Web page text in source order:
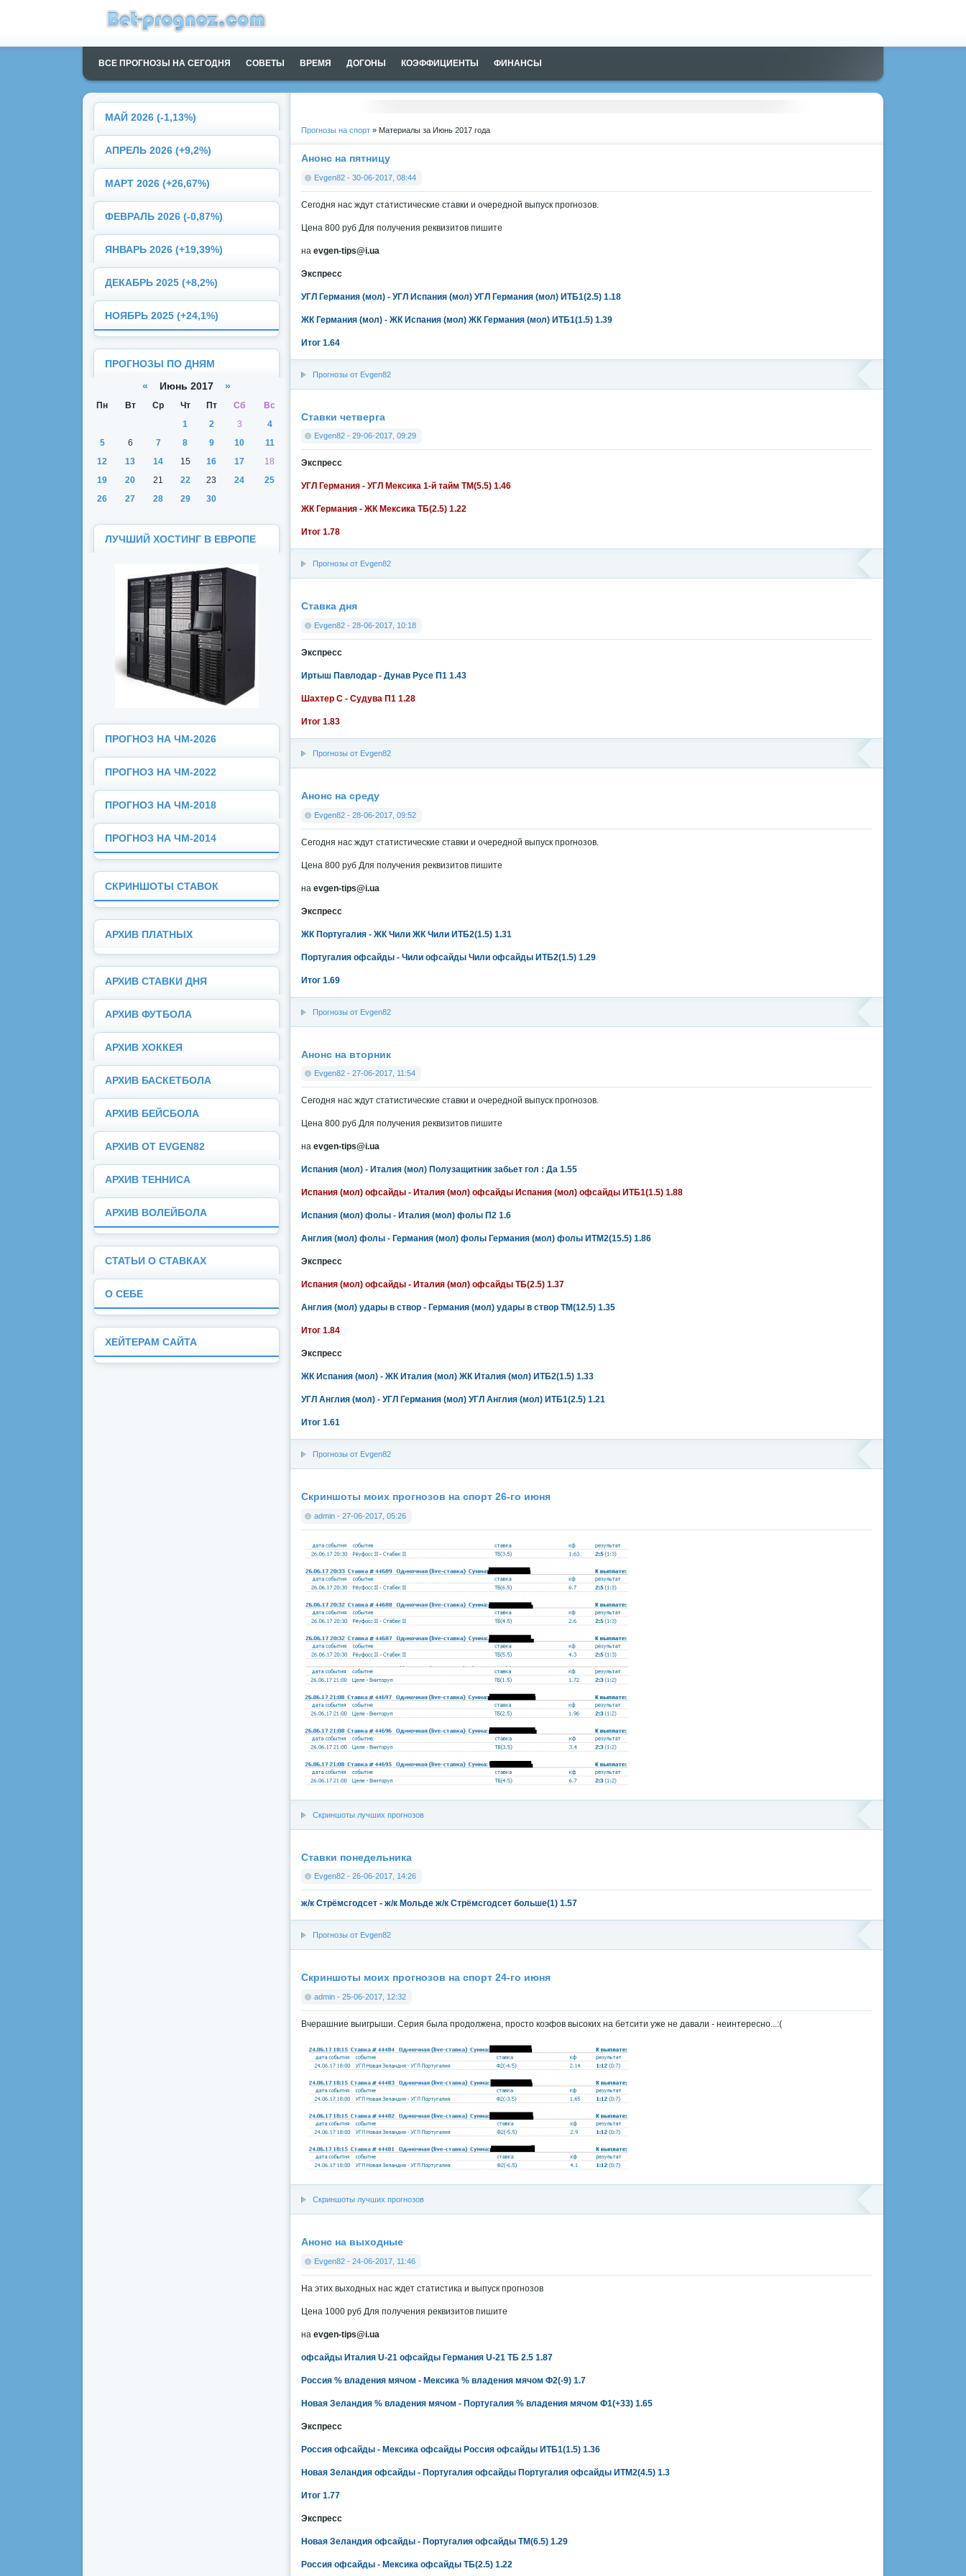
ВСЕ ПРОГНОЗЫ НА СЕГОДНЯ СОВЕТЫ ВРЕМЯ ДОГОНЫ КОЭФФИЦИЕНТЫ ФИНАНСЫ
Прогнозы на спорт » Материалы за Июнь 2017 года
Анонс на пятницу
Evgen82 - 30-06-2017, 08:44
Сегодня нас ждут статистические ставки и очередной выпуск прогнозов.
Цена 800 руб Для получения реквизитов пишите
на evgen-tips@i.ua
Экспресс
УГЛ Германия (мол) - УГЛ Испания (мол) УГЛ Германия (мол) ИТБ1(2.5) 1.18
ЖК Германия (мол) - ЖК Испания (мол) ЖК Германия (мол) ИТБ1(1.5) 1.39
Итог 1.64
Прогнозы от Evgen82
Ставки четверга
Evgen82 - 29-06-2017, 09:29
Экспресс
УГЛ Германия - УГЛ Мексика 1-й тайм ТМ(5.5) 1.46
ЖК Германия - ЖК Мексика ТБ(2.5) 1.22
Итог 1.78
Прогнозы от Evgen82
Ставка дня
Evgen82 - 28-06-2017, 10:18
Экспресс
Иртыш Павлодар - Дунав Русе П1 1.43
Шахтер С - Судува П1 1.28
Итог 1.83
Прогнозы от Evgen82
Анонс на среду
Evgen82 - 28-06-2017, 09:52
Сегодня нас ждут статистические ставки и очередной выпуск прогнозов.
Цена 800 руб Для получения реквизитов пишите
на evgen-tips@i.ua
Экспресс
ЖК Португалия - ЖК Чили ЖК Чили ИТБ2(1.5) 1.31
Португалия офсайды - Чили офсайды Чили офсайды ИТБ2(1.5) 1.29
Итог 1.69
Прогнозы от Evgen82
Анонс на вторник
Evgen82 - 27-06-2017, 11:54
Сегодня нас ждут статистические ставки и очередной выпуск прогнозов.
Цена 800 руб Для получения реквизитов пишите
на evgen-tips@i.ua
Испания (мол) - Италия (мол) Полузащитник забьет гол : Да 1.55
Испания (мол) офсайды - Италия (мол) офсайды Испания (мол) офсайды ИТБ1(1.5) 1.88
Испания (мол) фолы - Италия (мол) фолы П2 1.6
Англия (мол) фолы - Германия (мол) фолы Германия (мол) фолы ИТМ2(15.5) 1.86
Экспресс
Испания (мол) офсайды - Италия (мол) офсайды ТБ(2.5) 1.37
Англия (мол) удары в створ - Германия (мол) удары в створ ТМ(12.5) 1.35
Итог 1.84
Экспресс
ЖК Испания (мол) - ЖК Италия (мол) ЖК Италия (мол) ИТБ2(1.5) 1.33
УГЛ Англия (мол) - УГЛ Германия (мол) УГЛ Англия (мол) ИТБ1(2.5) 1.21
Итог 1.61
Прогнозы от Evgen82
Скриншоты моих прогнозов на спорт 26-го июня
admin - 27-06-2017, 05:26
Скриншоты лучших прогнозов
Ставки понедельника
Evgen82 - 26-06-2017, 14:26
ж/к Стрёмсгодсет - ж/к Мольде ж/к Стрёмсгодсет больше(1) 1.57
Прогнозы от Evgen82
Скриншоты моих прогнозов на спорт 24-го июня
admin - 25-06-2017, 12:32
Вчерашние выигрыши. Серия была продолжена, просто коэфов высоких на бетсити уже не давали - неинтересно...:(
Скриншоты лучших прогнозов
Анонс на выходные
Evgen82 - 24-06-2017, 11:46
На этих выходных нас ждет статистика и выпуск прогнозов
Цена 1000 руб Для получения реквизитов пишите
на evgen-tips@i.ua
офсайды Италия U-21 офсайды Германия U-21 ТБ 2.5 1.87
Россия % владения мячом - Мексика % владения мячом Ф2(-9) 1.7
Новая Зеландия % владения мячом - Португалия % владения мячом Ф1(+33) 1.65
Экспресс
Россия офсайды - Мексика офсайды Россия офсайды ИТБ1(1.5) 1.36
Новая Зеландия офсайды - Португалия офсайды Португалия офсайды ИТМ2(4.5) 1.3
Итог 1.77
Экспресс
Новая Зеландия офсайды - Португалия офсайды ТМ(6.5) 1.29
Россия офсайды - Мексика офсайды ТБ(2.5) 1.22
МАЙ 2026 (-1,13%)
АПРЕЛЬ 2026 (+9,2%)
МАРТ 2026 (+26,67%)
ФЕВРАЛЬ 2026 (-0,87%)
ЯНВАРЬ 2026 (+19,39%)
ДЕКАБРЬ 2025 (+8,2%)
НОЯБРЬ 2025 (+24,1%)
ПРОГНОЗЫ ПО ДНЯМ
« Июнь 2017 »
Пн Вт Ср Чт Пт Сб
Вс
1
2 3
4
5
6 7 8 9 10
11
12
13 14 15 16 17
18
19
20 21 22 23 24
25
26
27 28 29 30
ЛУЧШИЙ ХОСТИНГ В ЕВРОПЕ
ПРОГНОЗ НА ЧМ-2026
ПРОГНОЗ НА ЧМ-2022
ПРОГНОЗ НА ЧМ-2018
ПРОГНОЗ НА ЧМ-2014
СКРИНШОТЫ СТАВОК
АРХИВ ПЛАТНЫХ
АРХИВ СТАВКИ ДНЯ
АРХИВ ФУТБОЛА
АРХИВ ХОККЕЯ
АРХИВ БАСКЕТБОЛА
АРХИВ БЕЙСБОЛА
АРХИВ ОТ EVGEN82
АРХИВ ТЕННИСА
АРХИВ ВОЛЕЙБОЛА
СТАТЬИ О СТАВКАХ
О СЕБЕ
ХЕЙТЕРАМ САЙТА